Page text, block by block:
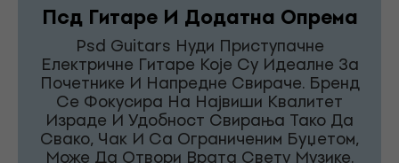
Псд Гитаре И Додатна Опрема
Psd Guitars Нуди Приступачне
Електричне Гитаре Које Су Идеалне За
Почетнике И Напредне Свираче. Бренд
Се Фокусира На Највиши Квалитет
Израде И Удобност Свирања Тако Да
Свако, Чак И Са Ограниченим Буџетом,
Може Да Отвори Врата Свету Музике.